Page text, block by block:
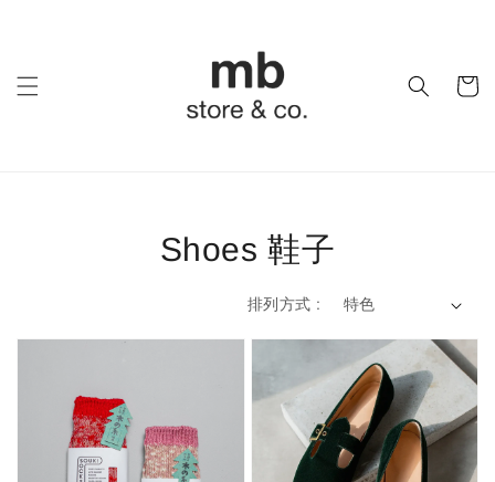
Shoes 鞋子
排列方式 :